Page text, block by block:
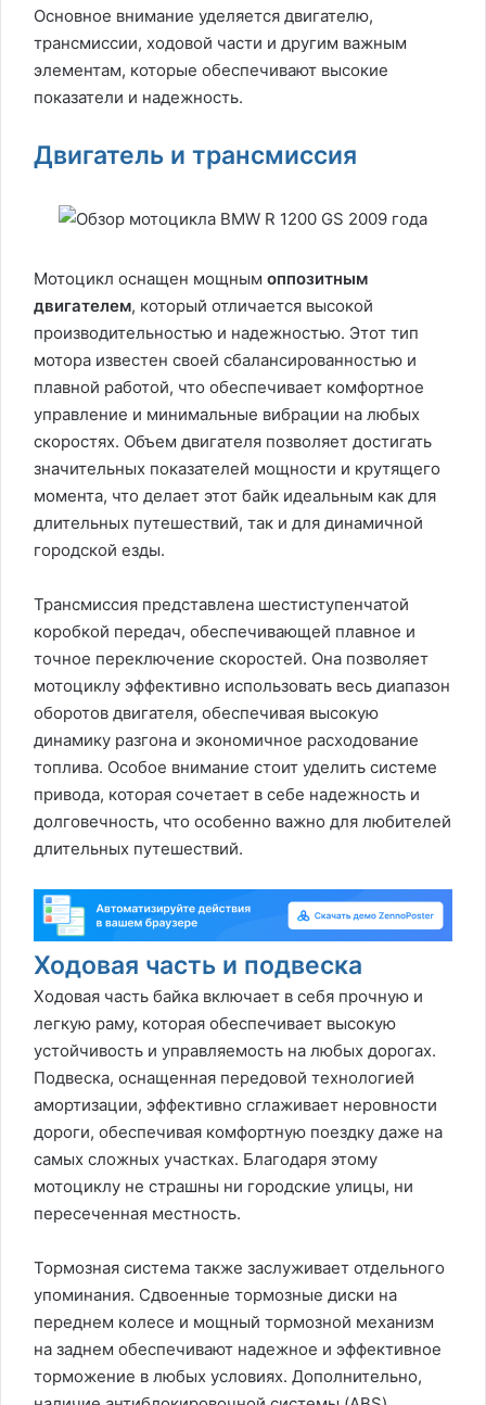
Основное внимание уделяется двигателю,
трансмиссии, ходовой части и другим важным
элементам, которые обеспечивают высокие
показатели и надежность.
Двигатель и трансмиссия
Мотоцикл оснащен мощным оппозитным
двигателем, который отличается высокой
производительностью и надежностью. Этот тип
мотора известен своей сбалансированностью и
плавной работой, что обеспечивает комфортное
управление и минимальные вибрации на любых
скоростях. Объем двигателя позволяет достигать
значительных показателей мощности и крутящего
момента, что делает этот байк идеальным как для
длительных путешествий, так и для динамичной
городской езды.
Трансмиссия представлена шестиступенчатой
коробкой передач, обеспечивающей плавное и
точное переключение скоростей. Она позволяет
мотоциклу эффективно использовать весь диапазон
оборотов двигателя, обеспечивая высокую
динамику разгона и экономичное расходование
топлива. Особое внимание стоит уделить системе
привода, которая сочетает в себе надежность и
долговечность, что особенно важно для любителей
длительных путешествий.
Ходовая часть и подвеска
Ходовая часть байка включает в себя прочную и
легкую раму, которая обеспечивает высокую
устойчивость и управляемость на любых дорогах.
Подвеска, оснащенная передовой технологией
амортизации, эффективно сглаживает неровности
дороги, обеспечивая комфортную поездку даже на
самых сложных участках. Благодаря этому
мотоциклу не страшны ни городские улицы, ни
пересеченная местность.
Тормозная система также заслуживает отдельного
упоминания. Сдвоенные тормозные диски на
переднем колесе и мощный тормозной механизм
на заднем обеспечивают надежное и эффективное
торможение в любых условиях. Дополнительно,